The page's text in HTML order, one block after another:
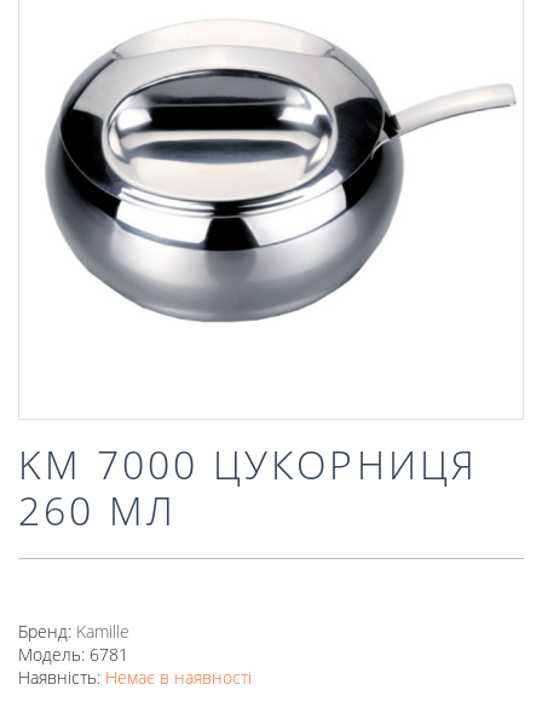
KM 7000 ЦУКОРНИЦЯ
260 МЛ
Бренд: Kamille
Модель: 6781
Наявність: Немає в наявності